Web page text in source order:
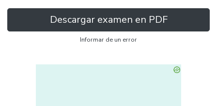
Descargar examen en PDF
Informar de un error